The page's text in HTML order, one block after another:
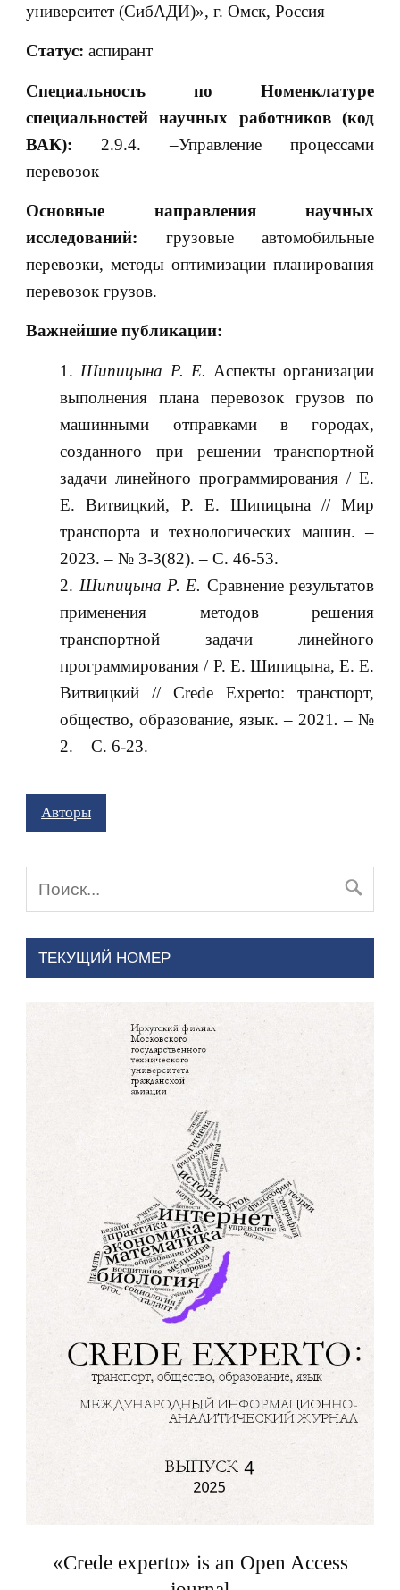
университет (СибАДИ)», г. Омск, Россия
Статус: аспирант
Специальность по Номенклатуре
специальностей научных работников (код
ВАК): 2.9.4. –Управление процессами
перевозок
Основные направления научных
исследований: грузовые автомобильные
перевозки, методы оптимизации планирования
перевозок грузов.
Важнейшие публикации:
Шипицына Р. Е. Аспекты организации
выполнения плана перевозок грузов по
машинными отправками в городах,
созданного при решении транспортной
задачи линейного программирования / Е.
Е. Витвицкий, Р. Е. Шипицына // Мир
транспорта и технологических машин. –
2023. – № 3-3(82). – С. 46-53.
Шипицына Р. Е. Сравнение результатов
применения методов решения
транспортной задачи линейного
программирования / Р. Е. Шипицына, Е. Е.
Витвицкий // Crede Experto: транспорт,
общество, образование, язык. – 2021 . –№
2. – С. 6-23.
Авторы
ТЕКУЩИЙ НОМЕР
«Crede experto» is an Open Access